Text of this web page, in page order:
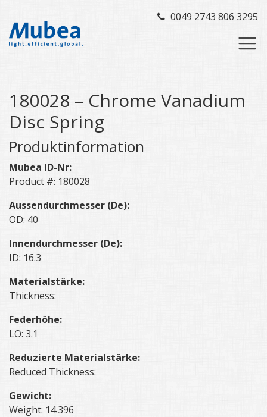
0049 2743 806 3295
180028 – Chrome Vanadium
Disc Spring
Produktinformation
Mubea ID-Nr:
Product #: 180028
Aussendurchmesser (De):
OD: 40
Innendurchmesser (De):
ID: 16.3
Materialstärke:
Thickness:
Federhöhe:
LO: 3.1
Reduzierte Materialstärke:
Reduced Thickness:
Gewicht:
Weight: 14.396